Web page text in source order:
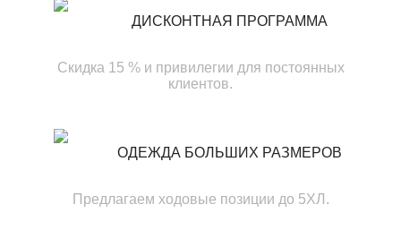
ДИСКОНТНАЯ ПРОГРАММА
Скидка 15 % и привилегии для постоянных
клиентов.
ОДЕЖДА БОЛЬШИХ РАЗМЕРОВ
Предлагаем ходовые позиции до 5ХЛ.